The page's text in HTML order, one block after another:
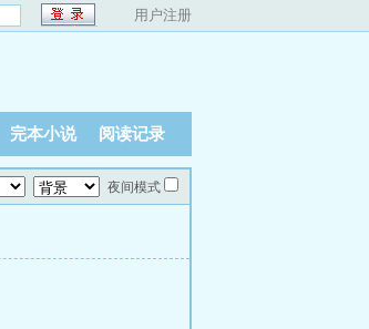
用户注册
完本小说 阅读记录
夜间模式